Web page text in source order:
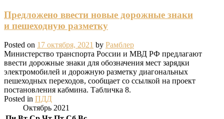
Предложено ввести новые дорожные знаки
и пешеходную разметку
Posted on 17 октября, 2021 by Рамблер
Министерство транспорта России и МВД РФ предлагают
ввести дорожные знаки для обозначения мест зарядки
электромобилей и дорожную разметку диагональных
пешеходных переходов, сообщает со ссылкой на проект
постановления кабмина. Табличка 8.
Posted in ПДД
Октябрь 2021